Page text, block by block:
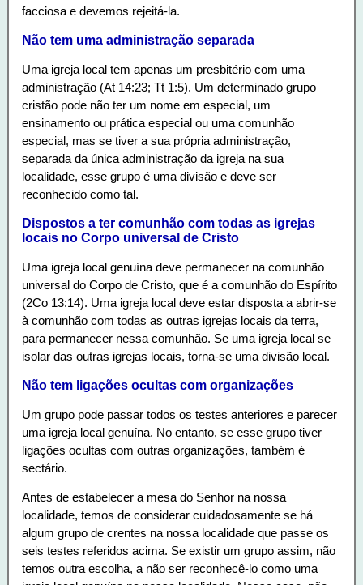
facciosa e devemos rejeitá-la.
Não tem uma administração separada
Uma igreja local tem apenas um presbitério com uma
administração (At 14:23; Tt 1:5). Um determinado grupo
cristão pode não ter um nome em especial, um
ensinamento ou prática especial ou uma comunhão
especial, mas se tiver a sua própria administração,
separada da única administração da igreja na sua
localidade, esse grupo é uma divisão e deve ser
reconhecido como tal.
Dispostos a ter comunhão com todas as igrejas
locais no Corpo universal de Cristo
Uma igreja local genuína deve permanecer na comunhão
universal do Corpo de Cristo, que é a comunhão do Espírito
(2Co 13:14). Uma igreja local deve estar disposta a abrir-se
à comunhão com todas as outras igrejas locais da terra,
para permanecer nessa comunhão. Se uma igreja local se
isolar das outras igrejas locais, torna-se uma divisão local.
Não tem ligações ocultas com organizações
Um grupo pode passar todos os testes anteriores e parecer
uma igreja local genuína. No entanto, se esse grupo tiver
ligações ocultas com outras organizações, também é
sectário.
Antes de estabelecer a mesa do Senhor na nossa
localidade, temos de considerar cuidadosamente se há
algum grupo de crentes na nossa localidade que passe os
seis testes referidos acima. Se existir um grupo assim, não
temos outra escolha, a não ser reconhecê-lo como uma